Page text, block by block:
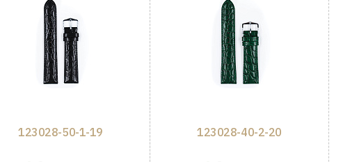
123028-50-1-19 123028-40-2-20